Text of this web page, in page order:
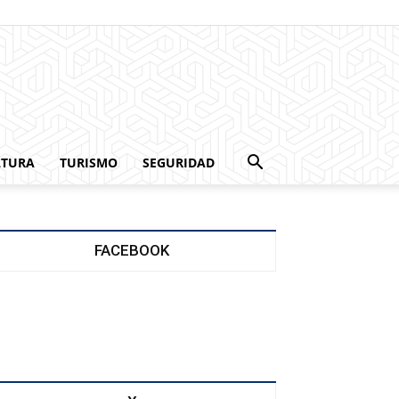
TURISMO SEGURIDAD
FACEBOOK